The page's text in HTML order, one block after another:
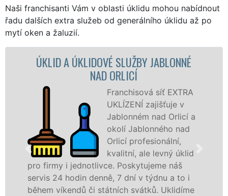
Naši franchisanti Vám v oblasti úklidu mohou nabídnout
řadu dalších extra služeb od generálního úklidu až po
mytí oken a žaluzií.
A ÚKLIDOVÉ SLUŽBY JABLONNÉ
Franchisová síť EXTRA
UKLÍZENÍ zajišťuje v
Jablonném nad Orlicí a
okolí Jablonného nad
Orlicí profesionální,
kvalitní, ale levný úklid
i jednotlivce. Poskytujeme náš
hodin denně, 7 dní v týdnu a to i
či státních svátků. Uklidíme
v celém